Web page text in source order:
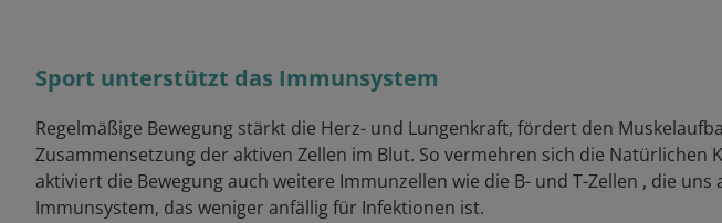
Sport unterstützt das Immunsystem
Regelmäßige Bewegung stärkt die Herz- und Lungenkraft, fördert den
Zusammensetzung der aktiven Zellen im Blut. So vermehren sich die
aktiviert die Bewegung auch weitere Immunzellen wie die B- und T-Zellen , die
Immunsystem, das weniger anfällig für Infektionen ist.